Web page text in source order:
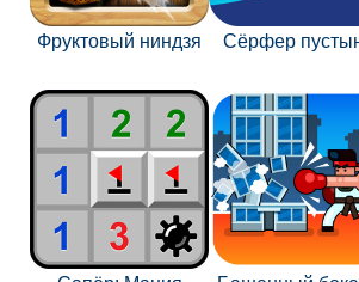
Фруктовый ниндзя Сёрфер